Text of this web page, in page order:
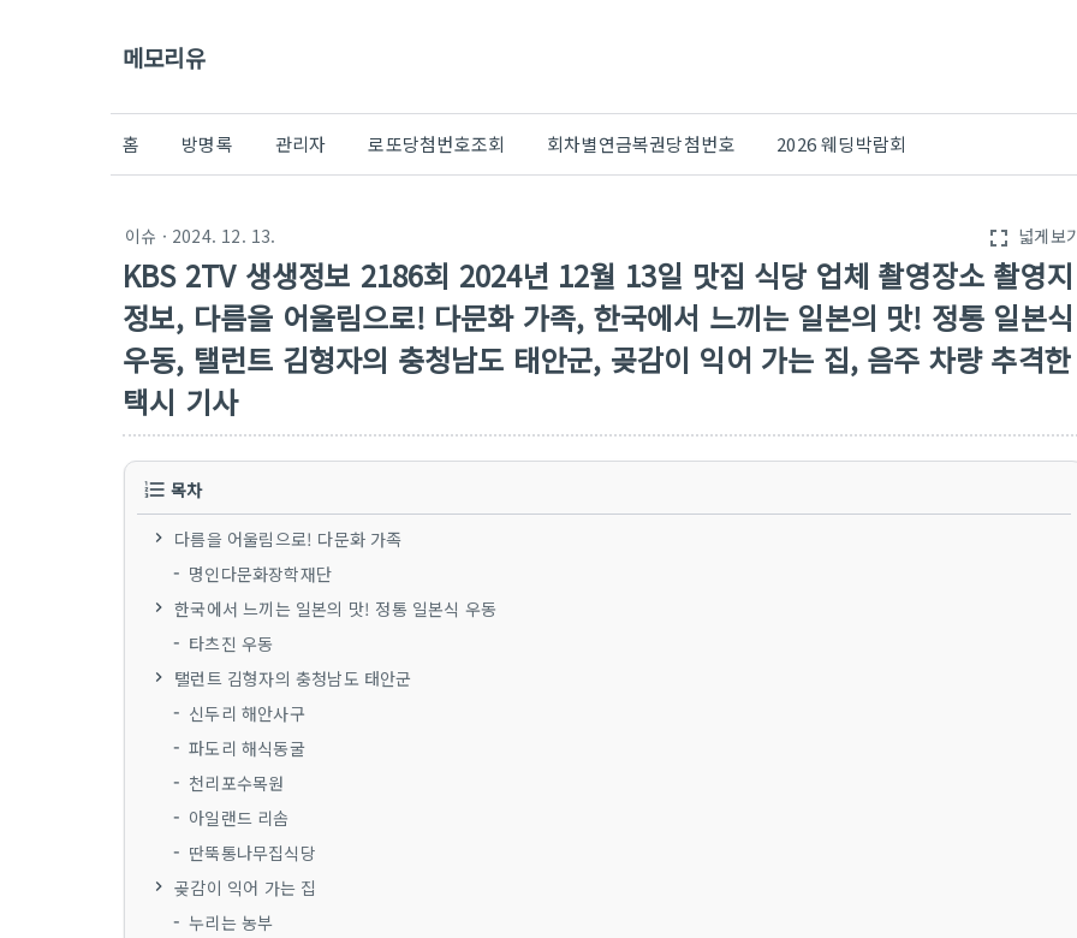
메모리유
홈 방명록 관리자 로또당첨번호조회 회차별연금복권당첨번호 2026 웨딩박람회
이슈 · 2024. 12. 13. fullscreen 넓게보
KBS 2TV 생생정보 2186회 2024년 12월 13일 맛집 식당 업체 촬영장소 촬영지
정보, 다름을 어울림으로! 다문화 가족, 한국에서 느끼는 일본의 맛! 정통 일본식
우동, 탤런트 김형자의 충청남도 태안군, 곶감이 익어 가는 집, 음주 차량 추격한
택시 기사
목차
다름을 어울림으로! 다문화 가족
명인다문화장학재단
한국에서 느끼는 일본의 맛! 정통 일본식 우동
타츠진 우동
탤런트 김형자의 충청남도 태안군
신두리 해안사구
파도리 해식동굴
천리포수목원
아일랜드 리솜
딴뚝통나무집식당
곶감이 익어 가는 집
누리는 농부